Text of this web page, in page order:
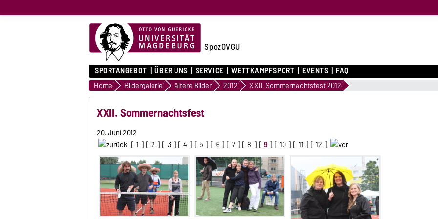
SpozOVGU
SPORTANGEBOT ÜBER UNS SERVICE WETTKAMPFSPORT EVENTS FAQ
Home Bildergalerie ältere Bilder 2012 XXII. Sommernachtsfest 2012
XXII. Sommernachtsfest
20. Juni 2012
[ 1 ] [ 2 ] [ 3 ] [ 4 ] [ 5 ] [ 6 ] [ 7 ] [ 8 ] [ 9 ] [ 10 ] [ 11 ] [ 12 ]